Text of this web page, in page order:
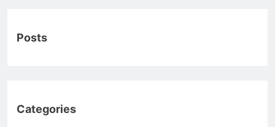
Posts
Categories